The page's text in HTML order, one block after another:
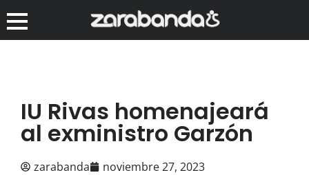
IU Rivas homenajeará
al exministro Garzón
zarabanda noviembre 27, 2023